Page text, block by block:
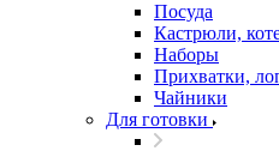
Посуда
Кастрюли,
Наборы
Прихватки,
Чайники
Для готовки